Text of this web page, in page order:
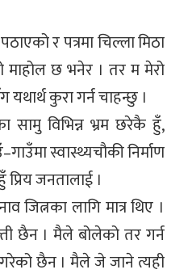
र पत्रमा चिल्ला मिठा
माहोल छ भनेर । तर म मेरो
कुरा गर्न चाहन्छु ।
सामु विभिन्न भ्रम छरेकै हुँ,
स्वास्थ्यचौकी निर्माण
प्रिय जनतालाई ।
लागि मात्र थिए ।
छैन । मैले बोलेको तर गर्न
छैन । मैले जे जाने त्यही